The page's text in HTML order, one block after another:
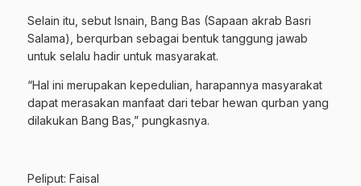
Selain itu, sebut Isnain, Bang Bas (Sapaan akrab Basri
Salama), berqurban sebagai bentuk tanggung jawab
untuk selalu hadir untuk masyarakat.
“Hal ini merupakan kepedulian, harapannya masyarakat
dapat merasakan manfaat dari tebar hewan qurban yang
dilakukan Bang Bas,” pungkasnya.
Peliput: Faisal